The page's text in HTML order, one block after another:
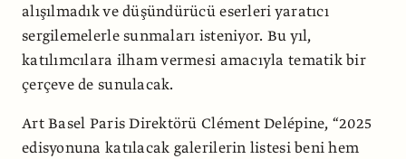
alışılmadık ve düşündürücü eserleri yaratıcı
sergilemelerle sunmaları isteniyor. Bu yıl,
katılımcılara ilham vermesi amacıyla tematik bir
çerçeve de sunulacak.
Art Basel Paris Direktörü Clément Delépine, “2025
edisyonuna katılacak galerilerin listesi beni hem